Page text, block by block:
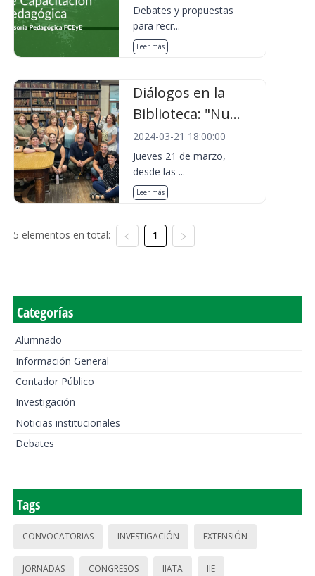
Debates y propuestas
para recr...
Leer más
Diálogos en la
Biblioteca: "Nu...
2024-03-21 18:00:00
Jueves 21 de marzo,
desde las ...
Leer más
5 elementos en total: 1
Categorías
Alumnado
Información General
Contador Público
Investigación
Noticias institucionales
Debates
Tags
CONVOCATORIAS INVESTIGACIÓN EXTENSIÓN
JORNADAS CONGRESOS IIATA IIE